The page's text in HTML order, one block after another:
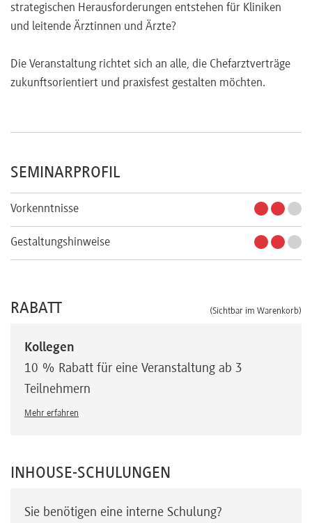
strategischen Herausforderungen entstehen für Kliniken
und leitende Ärztinnen und Ärzte?
Die Veranstaltung richtet sich an alle, die Chefarztverträge
zukunftsorientiert und praxisfest gestalten möchten.
SEMINARPROFIL
Vorkenntnisse
Gestaltungshinweise
RABATT (Sichtbar im Warenkorb)
Kollegen
10 % Rabatt für eine Veranstaltung ab 3
Teilnehmern
Mehr erfahren
INHOUSE-SCHULUNGEN
Sie benötigen eine interne Schulung?